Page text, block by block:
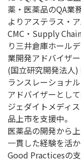
薬・医薬品のQA業
よりアステラス・
CMC・Supply
り三井倉庫ホール
業開発アドバイザ
(国立研究開発法人
ランスレーショナ
アドバイザーとし
ジェダイトメディ
品上市を支援中。
医薬品の開発から
一貫した経験を活
Good Practicesの支